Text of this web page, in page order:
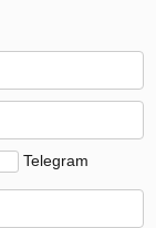
Telegram